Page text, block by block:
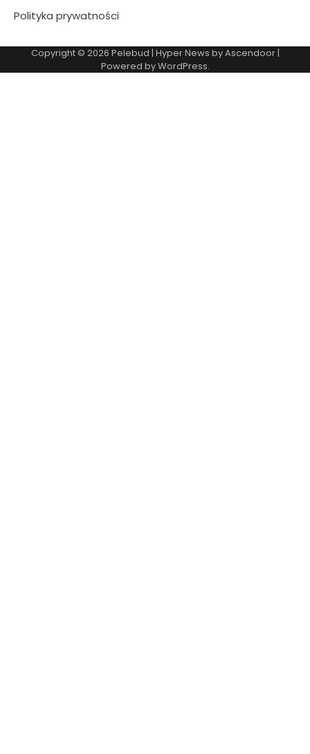
Polityka prywatności
Copyright © 2026 Pelebud | Hyper News byAscendoor|
Powered byWordPress.